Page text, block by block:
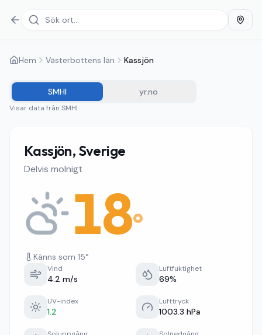
Hem Västerbottens län Kassjön
SMHI yr.no
Visar data från SMHI
Kassjön, Sverige
Delvis molnigt
18°
Känns som 15°
Vind
4.2 m/s
Luftfuktighet
69%
UV-index
1.2
Lufttryck
1003.3 hPa